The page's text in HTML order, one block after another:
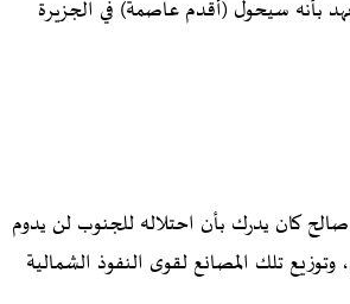
بأنه سيحول (أقدم عاصمة) في الجزيرة
كان يدرك بأن احتلاله للجنوب لن يدوم
تلك المصانع لقوى النفوذ الشمالية